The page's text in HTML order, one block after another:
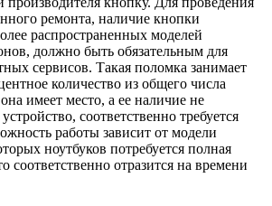
ремонта, наличие кнопки
распространенных моделей
должно быть обязательным для
сервисов. Такая поломка занимает
количество из общего числа
имеет место, а ее наличие не
соответственно требуется
работы зависит от модели
ноутбуков потребуется полная
соответственно отразится на времени